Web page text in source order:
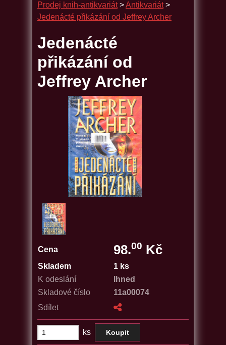
Prodej knih-antikvariát >Antikvariát >
Jedenácté přikázání od Jeffrey Archer
Jedenácté
přikázání od
Jeffrey Archer
Cena 98.00 Kč
Skladem
1 ks
K odeslání
Ihned
Skladové číslo
11a00074
Sdílet
ks